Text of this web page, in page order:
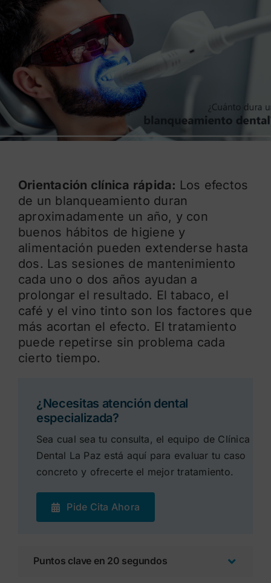
Blog
Orientación clínica rápida: Los efectos
de un blanqueamiento duran
aproximadamente un año, y con
buenos hábitos de higiene y
alimentación pueden extenderse hasta
dos. Las sesiones de mantenimiento
cada uno o dos años ayudan a
prolongar el resultado. El tabaco, el
café y el vino tinto son los factores que
más acortan el efecto. El tratamiento
puede repetirse sin problema cada
cierto tiempo.
¿Necesitas atención dental
especializada?
Sea cual sea tu consulta, el equipo de Clínica
Dental La Paz está aquí para evaluar tu caso
concreto y ofrecerte el mejor tratamiento.
Pide Cita Ahora
Puntos clave en 20 segundos